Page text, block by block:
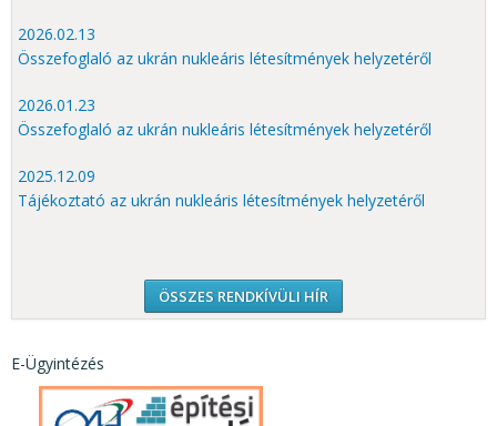
2026.02.13
Összefoglaló az ukrán nukleáris létesítmények helyzetéről
2026.01.23
Összefoglaló az ukrán nukleáris létesítmények helyzetéről
2025.12.09
Tájékoztató az ukrán nukleáris létesítmények helyzetéről
ÖSSZES RENDKÍVÜLI HÍR
E-Ügyintézés